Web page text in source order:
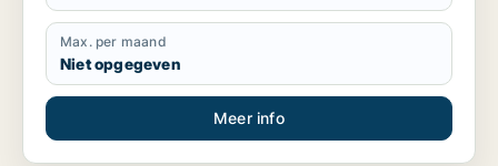
Max. per maand
Niet opgegeven
Meer info